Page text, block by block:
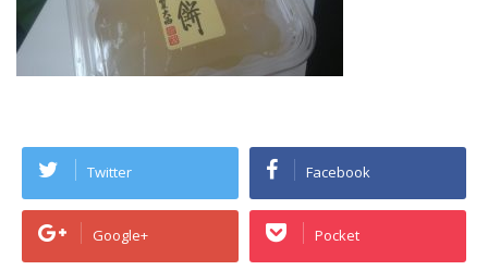
Twitter Facebook
Google+ Pocket